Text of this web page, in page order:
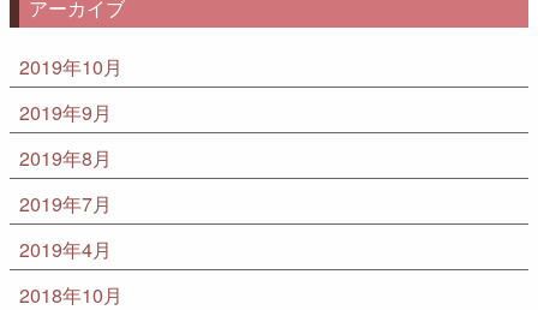
アーカイブ
2019年10月
2019年9月
2019年8月
2019年7月
2019年4月
2018年10月